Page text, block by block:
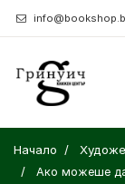
Начало
Ако можеше